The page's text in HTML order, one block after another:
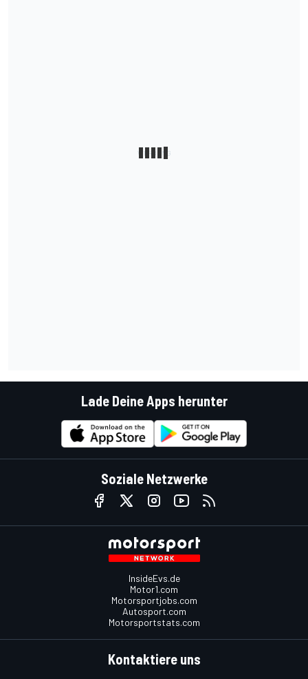
Lade Deine Apps herunter
Soziale Netzwerke
InsideEvs.de
Motor1.com
Motorsportjobs.com
Autosport.com
Motorsportstats.com
Kontaktiere uns